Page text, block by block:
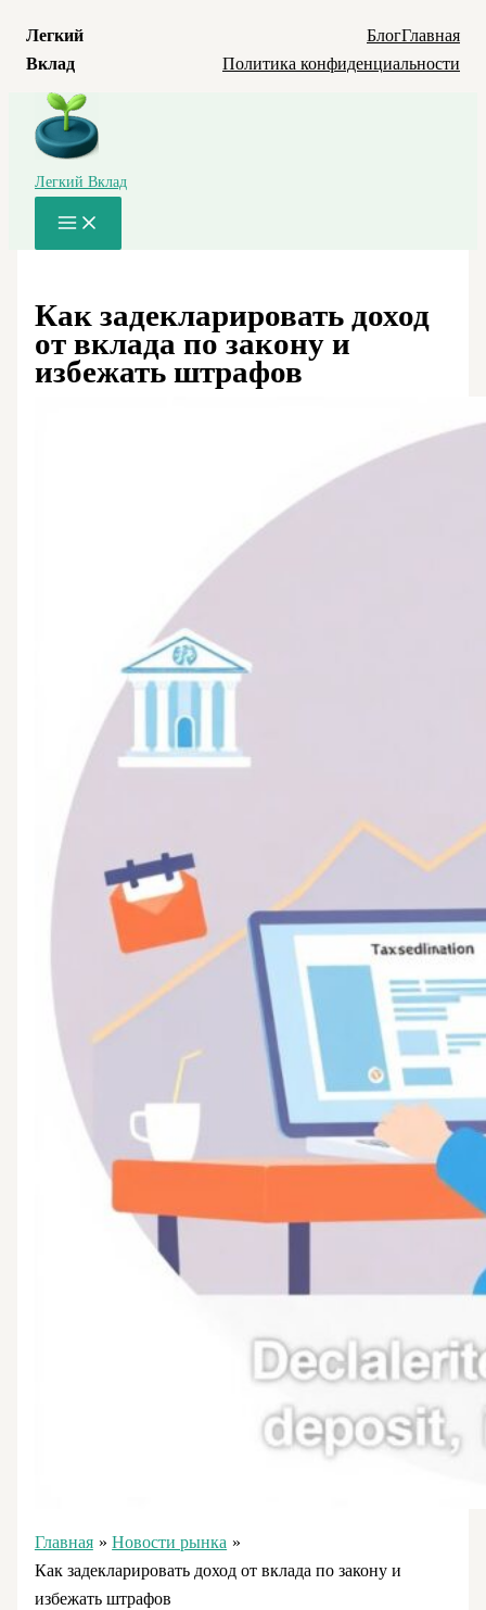
Легкий
Вклад
БлогГлавная
Политика конфиденциальности
Перейти
содержимому
Легкий Вклад
Main
Menu
Как задекларировать доход
от вклада по закону и
избежать штрафов
Главная
Новости рынка
Как задекларировать доход от вклада по закону и
избежать штрафов